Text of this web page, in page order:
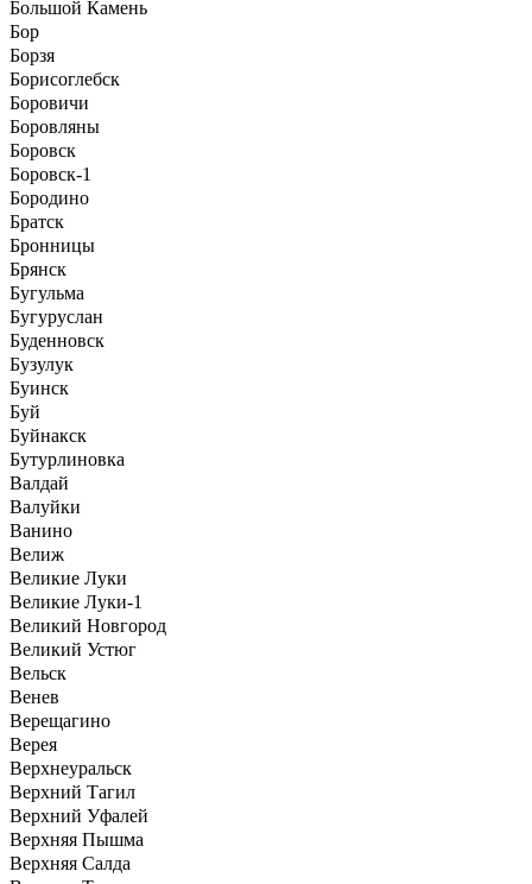
Большой Камень
Бор
Борзя
Борисоглебск
Боровичи
Боровляны
Боровск
Боровск-1
Бородино
Братск
Бронницы
Брянск
Бугульма
Бугуруслан
Буденновск
Бузулук
Буинск
Буй
Буйнакск
Бутурлиновка
Валдай
Валуйки
Ванино
Велиж
Великие Луки
Великие Луки-1
Великий Новгород
Великий Устюг
Вельск
Венев
Верещагино
Верея
Верхнеуральск
Верхний Тагил
Верхний Уфалей
Верхняя Пышма
Верхняя Салда